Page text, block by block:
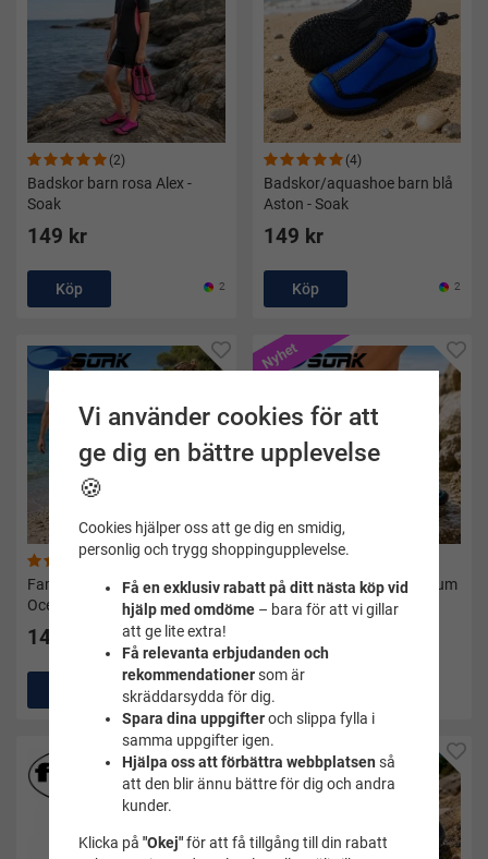
(2)
Badskor barn rosa Alex -
Soak
149 kr
Köp 2
(4)
Badskor/aquashoe barn blå
Aston - Soak
149 kr
Köp 2
Familjens Favorit – Badskor
Ocean från Svenska Soak
149 kr
Badskor/aquashoe premium
turkos/svart - Soak
Nyhet
Vi använder cookies för att
ge dig en bättre upplevelse
🍪
Cookies hjälper oss att ge dig en smidig,
personlig och trygg shoppingupplevelse.
Få en exklusiv rabatt på ditt nästa köp vid
hjälp med omdöme– bara för att vi gillar
att ge lite extra!
Få relevanta erbjudanden och
rekommendationersom är
skräddarsydda för dig.
Spara dina uppgifteroch slippa fylla i
samma uppgifter igen.
Hjälpa oss att förbättra webbplatsen så
att den blir ännu bättre för dig och andra
kunder.
Klicka på "Okej"för att få tillgång till din rabatt